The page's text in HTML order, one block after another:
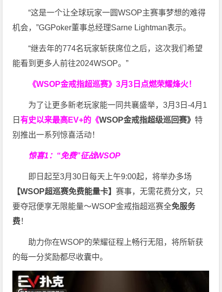
“这是一个让全球玩家一圆WSOP主赛事梦想的难得
机会，”GGPoker董事总经理Sarne Lightman表示。
“继去年的774名玩家斩获席位之后，这次我们希望
能看到更多人前往2024WSOP。”
《WSOP金戒指超巡赛》3月3日点燃荣耀烽火！
为了让更多新老玩家能一同共襄盛举，3月3日-4月1
日有史以来最高EV+的《WSOP金戒指超级巡回赛》特
别推出一系列惊喜活动！
惊喜1：“免费”征战WSOP
即日起至3月30日每天上午9:00起，将举办多场
【WSOP超巡赛免费能量卡】赛事，无需花费分文，只
要夺冠便享无限能量～WSOP金戒指超巡赛全免服务
费！
助力你在WSOP的荣耀征程上畅行无阻，将所斩获
的每一分奖励都尽收囊中。